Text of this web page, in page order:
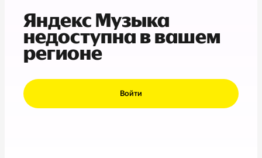
Яндекс Музыка
недоступна в вашем
регионе
Войти